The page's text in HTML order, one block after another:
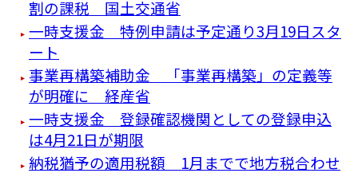
割の課税 国土交通省
一時支援金 特例申請は予定通り3月19日スタ
ート
事業再構築補助金 「事業再構築」の定義等
が明確に 経産省
一時支援金 登録確認機関としての登録申込
は4月21日が期限
納税猶予の適用税額 1月までで地方税合わせ